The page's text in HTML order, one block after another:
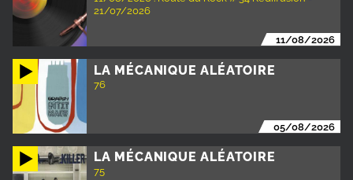
21/07/2026
11/08/2026
LA MÉCANIQUE ALÉATOIRE
76
05/08/2026
LA MÉCANIQUE ALÉATOIRE
75